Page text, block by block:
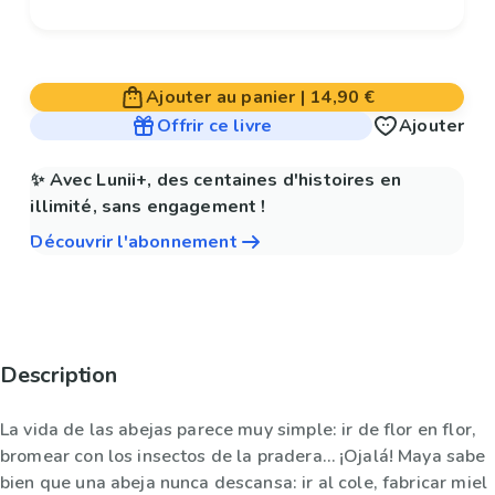
Ajouter au panier | 14,90 €
Offrir ce livre
Ajouter
✨ Avec Lunii+, des centaines d'histoires en
illimité, sans engagement !
Découvrir l'abonnement
Description
La vida de las abejas parece muy simple: ir de flor en flor,
bromear con los insectos de la pradera… ¡Ojalá! Maya sabe
bien que una abeja nunca descansa: ir al cole, fabricar miel